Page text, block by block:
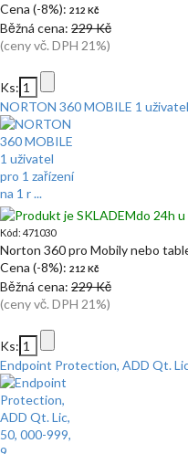
Cena (-8%): 212 Kč
Běžná cena: 229 Kč
(ceny vč. DPH 21%)
Ks:
NORTON 360 MOBILE 1
do 24h u
Kód: 471030
Norton 360 pro Mobily nebo
Cena (-8%): 212 Kč
Běžná cena: 229 Kč
(ceny vč. DPH 21%)
Ks:
Endpoint Protection, ADD Qt.